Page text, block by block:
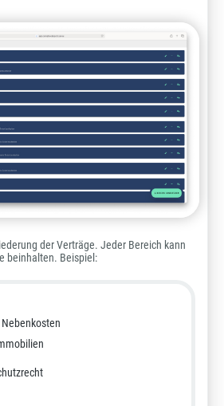
der Verträge. Jeder Bereich kann
beinhalten. Beispiel: